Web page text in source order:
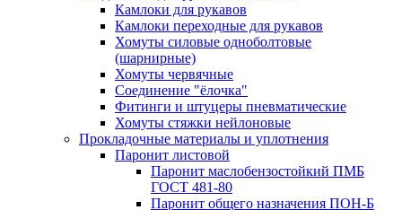
Камлоки для рукавов
Камлоки переходные для рукавов
Хомуты силовые одноболтовые
(шарнирные)
Хомуты червячные
Соединение "ёлочка"
Фитинги и штуцеры пневматические
Хомуты стяжки нейлоновые
Прокладочные материалы и уплотнения
Паронит листовой
Паронит маслобензостойкий ПМБ
ГОСТ 481-80
Паронит общего назначения ПОН-Б